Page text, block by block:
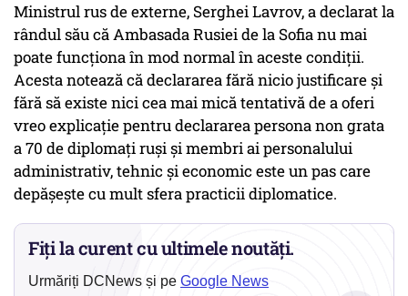
Ministrul rus de externe, Serghei Lavrov, a declarat la
rândul său că Ambasada Rusiei de la Sofia nu mai
poate funcţiona în mod normal în aceste condiţii.
Acesta notează că declararea fără nicio justificare şi
fără să existe nici cea mai mică tentativă de a oferi
vreo explicaţie pentru declararea persona non grata
a 70 de diplomaţi ruşi şi membri ai personalului
administrativ, tehnic şi economic este un pas care
depăşeşte cu mult sfera practicii diplomatice.
Fiți la curent cu ultimele noutăți.
Urmăriți DCNews și pe Google News